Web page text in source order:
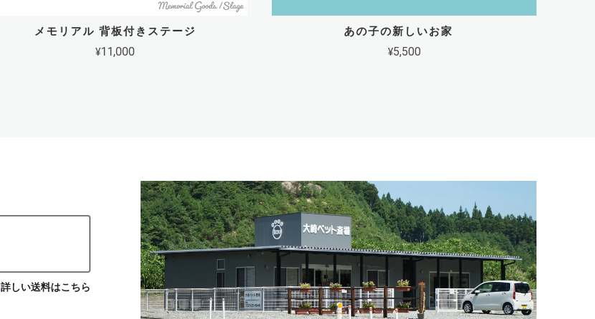
メモリアル 背板付きステージ
¥11,000
あの子の新しいお家
¥5,500
詳しい送料はこちら